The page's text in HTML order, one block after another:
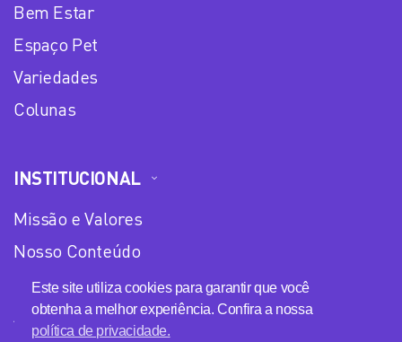
Este site utiliza cookies para garantir que você
obtenha a melhor experiência. Confira a nossa
política de privacidade.
Bem Estar
Espaço Pet
Variedades
Colunas
INSTITUCIONAL
Missão e Valores
Nosso Conteúdo
Equipe
Anuncie no Plena Mulher